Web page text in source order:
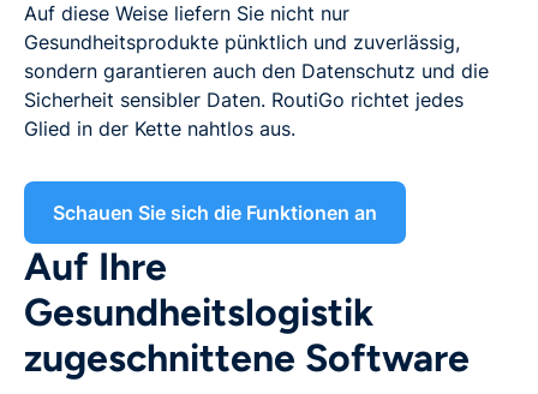
Auf diese Weise liefern Sie nicht nur
Gesundheitsprodukte pünktlich und zuverlässig,
sondern garantieren auch den Datenschutz und die
Sicherheit sensibler Daten. RoutiGo richtet jedes
Glied in der Kette nahtlos aus.
Schauen Sie sich die Funktionen an
Auf Ihre
Gesundheitslogistik
zugeschnittene Software